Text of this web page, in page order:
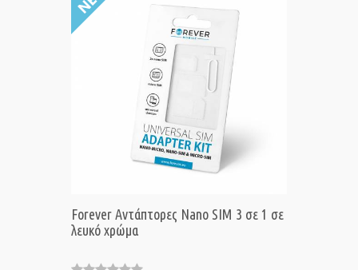
Forever Αντάπτορες Nano SIM 3 σε 1 σε
λευκό χρώμα